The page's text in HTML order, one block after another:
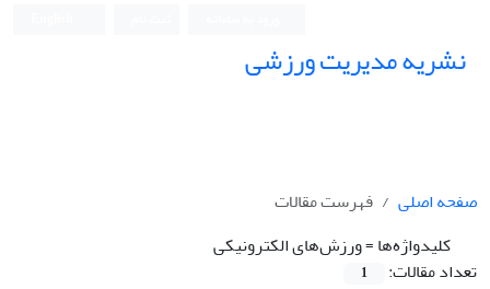
نشریه مدیریت ورزشی
صفحه اصلی
فهرست مقالات
کلیدواژه‌ها =ورزش‌های الکترونیکی
تعداد مقالات:
1